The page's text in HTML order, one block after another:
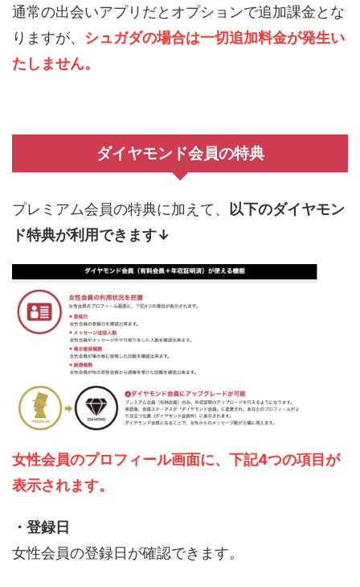
通常の出会いアプリだとオプションで追加課金とな
りますが、 シュガダの場合は一切追加料金が発生い
たしません。
ダイヤモンド会員の特典
プレミアム会員の特典に加えて、
以下のダイヤモン
ド特典が利用できます↓
女性会員のプロフィール画面に、下記4つの項目が
表示されます。
・登録日
女性会員の登録日が確認できます。